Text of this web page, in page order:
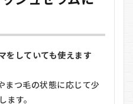
をしていても使えます
まつ毛の状態に応じて少
す。